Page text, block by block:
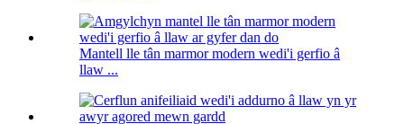
Mantell lle tân marmor modern wedi'i gerfio â
llaw ...